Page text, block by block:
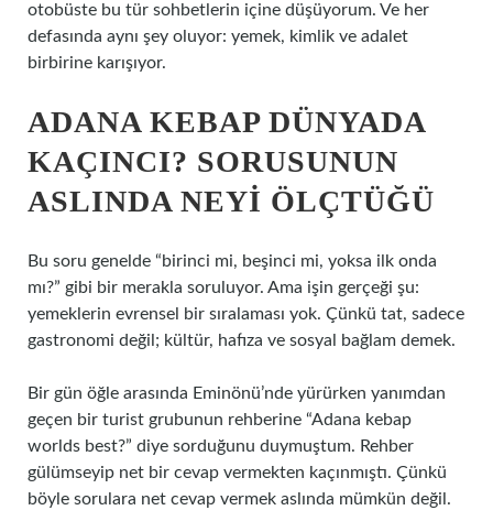
otobüste bu tür sohbetlerin içine düşüyorum. Ve her
defasında aynı şey oluyor: yemek, kimlik ve adalet
birbirine karışıyor.
ADANA KEBAP DÜNYADA
KAÇINCI? SORUSUNUN
ASLINDA NEYI ÖLÇTÜĞÜ
Bu soru genelde “birinci mi, beşinci mi, yoksa ilk onda
mı?” gibi bir merakla soruluyor. Ama işin gerçeği şu:
yemeklerin evrensel bir sıralaması yok. Çünkü tat, sadece
gastronomi değil; kültür, hafıza ve sosyal bağlam demek.
Bir gün öğle arasında Eminönü’nde yürürken yanımdan
geçen bir turist grubunun rehberine “Adana kebap
worlds best?” diye sorduğunu duymuştum. Rehber
gülümseyip net bir cevap vermekten kaçınmıştı. Çünkü
böyle sorulara net cevap vermek aslında mümkün değil.